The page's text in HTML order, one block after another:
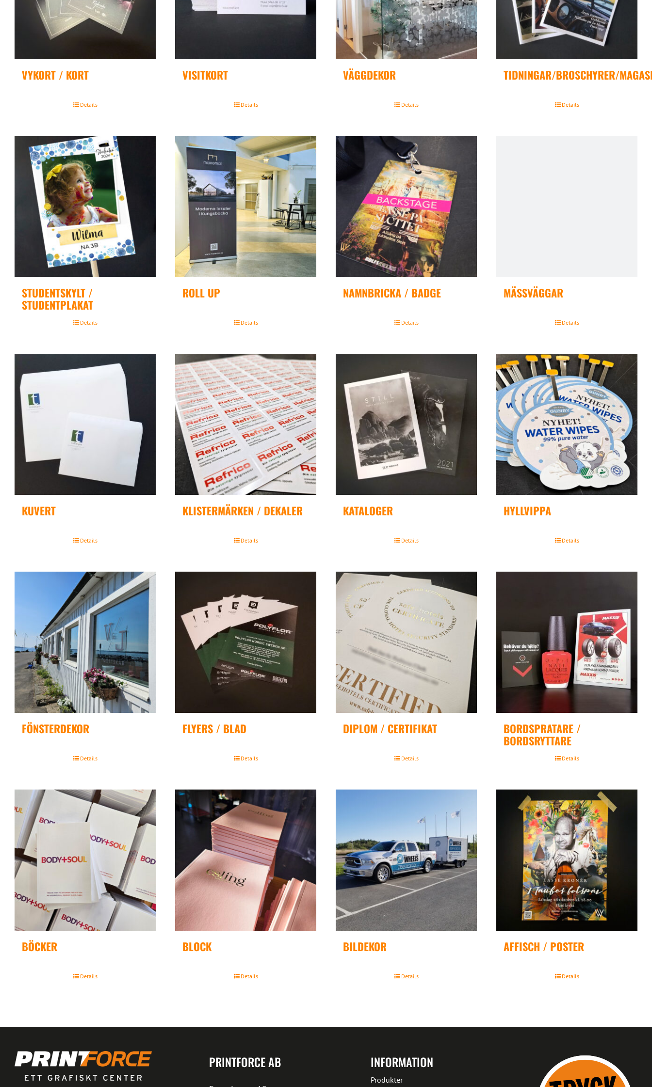
VYKORT / KORT
Details
VISITKORT
Details
VÄGGDEKOR
Details
TIDNINGAR/BROSCHYRER/
Details
STUDENTSKYLT /
STUDENTPLAKAT
Details
ROLL UP
Details
NAMNBRICKA / BADGE
Details
MÄSSVÄGGAR
Details
KUVERT
Details
KLISTERMÄRKEN / DEKALER
Details
KATALOGER
Details
HYLLVIPPA
Details
FÖNSTERDEKOR
Details
FLYERS / BLAD
Details
DIPLOM / CERTIFIKAT
Details
BORDSPRATARE /
BORDSRYTTARE
Details
BÖCKER
Details
BLOCK
Details
BILDEKOR
Details
AFFISCH / POSTER
Details
PRINTFORCE AB INFORMATION
Produkter